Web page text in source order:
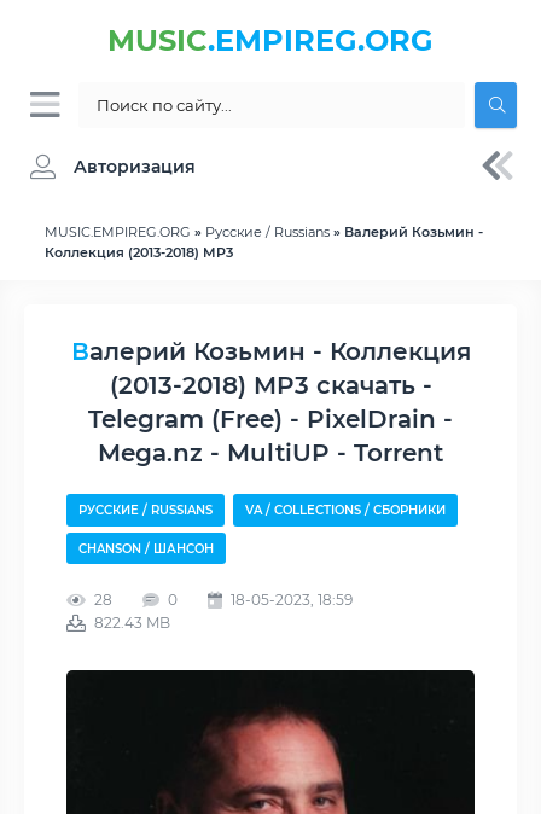
MUSIC.EMPIREG.ORG
Авторизация
MUSIC.EMPIREG.ORG » Русские / Russians » Валерий Козьмин -
Коллекция (2013-2018) MP3
Валерий Козьмин - Коллекция
(2013-2018) MP3 скачать -
Telegram (Free) - PixelDrain -
Mega.nz - MultiUP - Torrent
РУССКИЕ / RUSSIANS VA / COLLECTIONS / СБОРНИКИ
CHANSON / ШАНСОН
28 0
18-05-2023, 18:59
822.43 MB